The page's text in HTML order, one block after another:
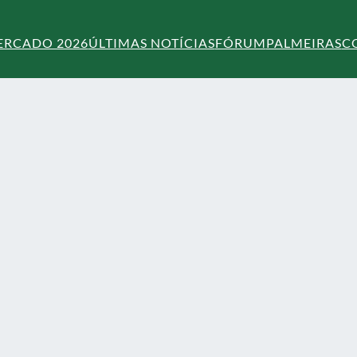
2026ÚLTIMAS NOTÍCIASFÓRUMPALMEIRAS